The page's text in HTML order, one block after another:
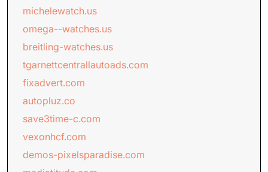
michelewatch.us
omega--watches.us
breitling-watches.us
tgarnettcentrallautoads.com
fixadvert.com
autopluz.co
save3time-c.com
vexonhcf.com
demos-pixelsparadise.com